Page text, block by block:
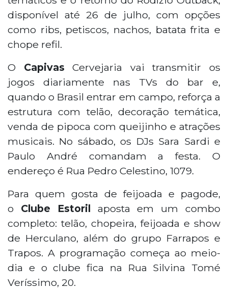
disponível até 26 de julho, com opções
como ribs, petiscos, nachos, batata frita e
chope refil.
O Capivas Cervejaria vai transmitir os
jogos diariamente nas TVs do bar e,
quando o Brasil entrar em campo, reforça a
estrutura com telão, decoração temática,
venda de pipoca com queijinho e atrações
musicais. No sábado, os DJs Sara Sardi e
Paulo André comandam a festa. O
endereço é Rua Pedro Celestino, 1079.
Para quem gosta de feijoada e pagode,
o Clube Estoril aposta em um combo
completo: telão, chopeira, feijoada e show
de Herculano, além do grupo Farrapos e
Trapos. A programação começa ao meio-
dia e o clube fica na Rua Silvina Tomé
Veríssimo, 20.